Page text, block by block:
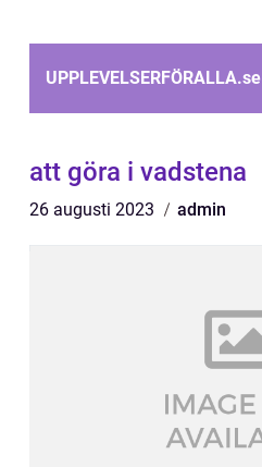
UPPLEVELSERFÖRALLA.se
att göra i vadstena
26 augusti 2023 admin